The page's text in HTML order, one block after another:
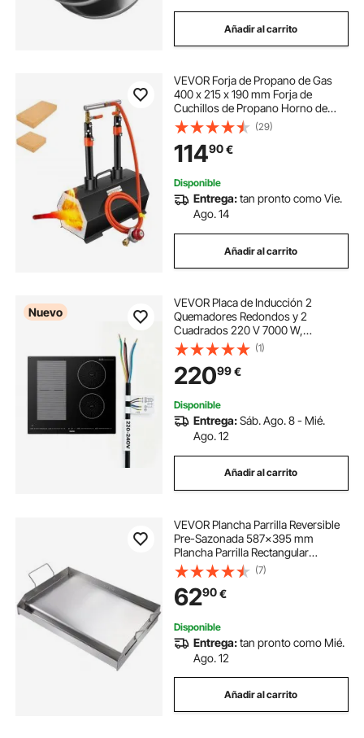
Añadir al carrito
VEVOR Forja de Propano de Gas
400 x 215 x 190 mm Forja de
Cuchillos de Propano Horno de
Forja Hexágono con 2
Quemadores, Alta Compatibilidad,
Impresionante Aislamiento y
Protección para Herreros
(29)
11490€
Disponible
Entrega:tan pronto como Vie.
Ago. 14
Añadir al carrito
Nuevo
VEVOR Placa de Inducción 2
Quemadores Redondos y 2
Cuadrados 220 V 7000 W,
Empotrable, 59 x 52 cm, Apagado
Automático con Temporizador, 9
Niveles de Potencia, Pantalla Táctil
LED, Bloqueo Infantil
(1)
22099€
Disponible
Entrega:Sáb. Ago. 8 - Mié.
Ago. 12
Añadir al carrito
VEVOR Plancha Parrilla Reversible
Pre-Sazonada 587x395 mm
Plancha Parrilla Rectangular
Plancha de Cocción Antiadherente
de Hierro Fundido Espesor 2 mm
para Cocina de Gas 2 Quemadores
Barbacoa
(7)
6290€
Disponible
Entrega:tan pronto como Mié.
Ago. 12
Añadir al carrito